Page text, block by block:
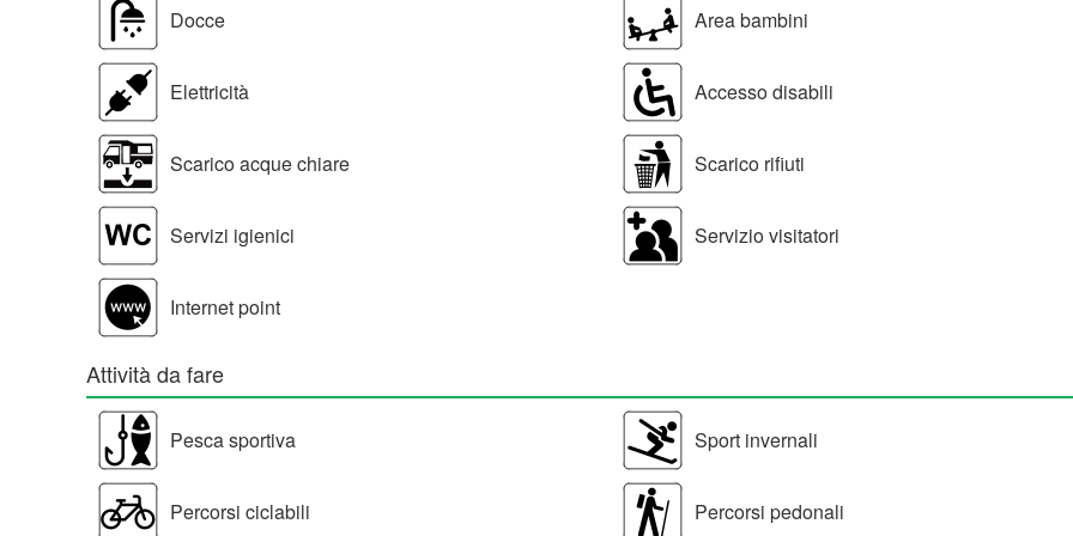
Docce
Elettricità
Scarico acque chiare
Servizi igienici
Internet point
Area bambini
Accesso disabili
Scarico rifiuti
Servizio visitatori
Attività da fare
Pesca sportiva
Percorsi ciclabili
Sport invernali
Percorsi pedonali